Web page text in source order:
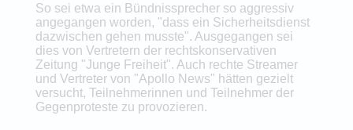
So sei etwa ein Bündnissprecher so aggressiv
angegangen worden, "dass ein Sicherheitsdienst
dazwischen gehen musste". Ausgegangen sei
dies von Vertretern der rechtskonservativen
Zeitung "Junge Freiheit". Auch rechte Streamer
und Vertreter von "Apollo News" hätten gezielt
versucht, Teilnehmerinnen und Teilnehmer der
Gegenproteste zu provozieren.